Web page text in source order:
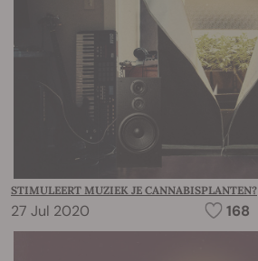
STIMULEERT MUZIEK JE CANNABISPLANTEN?
27 Jul 2020 168